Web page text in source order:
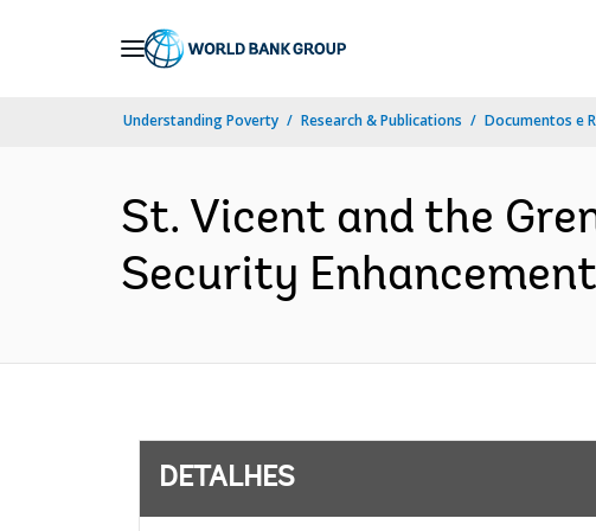
Understanding Poverty Research & Publications Documentos e
St. Vicent and the
Security
DETALHES